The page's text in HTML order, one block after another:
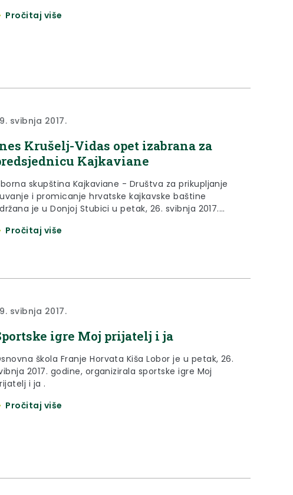
Pročitaj više
svibnja 2017.
Krušelj-Vidas opet izabrana za
Kajkaviane
skupština Kajkaviane - Društva za prikupljanje
i promicanje hrvatske kajkavske baštine
je u Donjoj Stubici u petak, 26. svibnja 2017.
Pročitaj više
svibnja 2017.
igre Moj prijatelj i ja
škola Franje Horvata Kiša Lobor je u petak, 26.
2017. godine, organizirala sportske igre Moj
i ja .
Pročitaj više